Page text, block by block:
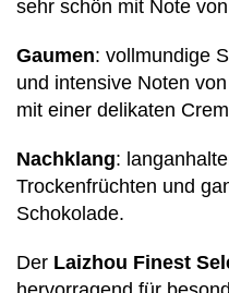
sehr schön mit Note
Gaumen: vollmundige
und intensive Noten
mit einer delikaten
Nachklang:
Trockenfrüchten und
Schokolade.
Der Laizhou Finest